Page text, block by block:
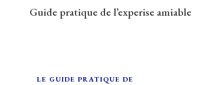
Guide pratique de l’experise amiable
LE GUIDE PRATIQUE DE